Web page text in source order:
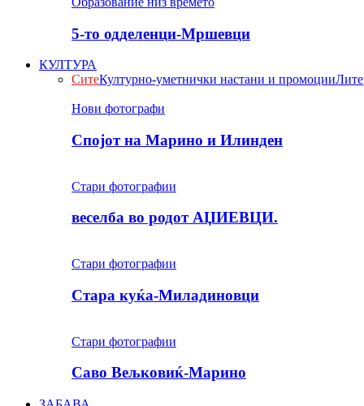
5-то одделенци-Мршевци
КУЛТУРА
СитеКултурно-уметнички настани и промоции
Нови фотографи
Спојот на Марино и Илинден
Стари фотографии
веселба во родот АЏИЕВЦИ.
Стари фотографии
Стара куќа-Миладиновци
Стари фотографии
Саво Вељковиќ-Марино